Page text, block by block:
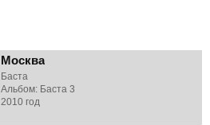
Москва
Баста
Альбом: Баста 3
2010 год